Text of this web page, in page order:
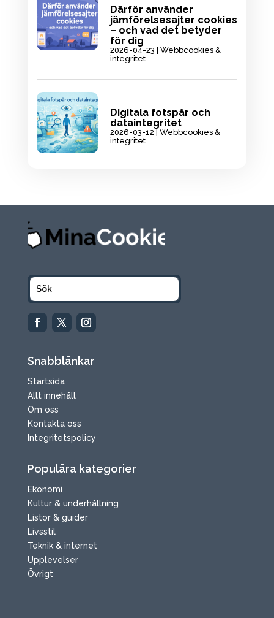
Därför använder
jämförelsesajter cookies
– och vad det betyder
för dig
2026-04-23
Webbcookies &
integritet
Digitala fotspår och
dataintegritet
2026-03-12
Webbcookies &
integritet
Snabblänkar
Startsida
Allt innehåll
Om oss
Kontakta oss
Integritetspolicy
Populära kategorier
Ekonomi
Kultur & underhållning
Listor & guider
Livsstil
Teknik & internet
Upplevelser
Övrigt